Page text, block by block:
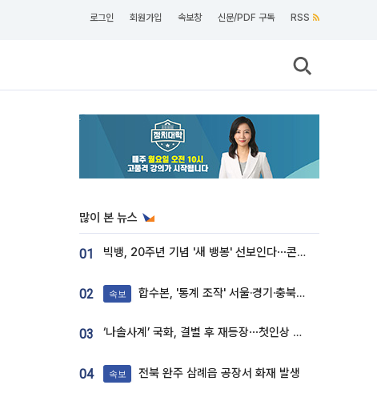
로그인 회원가입 속보창 신문/PDF 구독 RSS
많이 본 뉴스
01 빅뱅, 20주년 기념 '새 뱅봉' 선보인다⋯콘서트 앞두고 팝업 개최
02 속보 합수본, '통계 조작' 서울·경기·충북 선관위 등 추가 압수수색
03 ‘나솔사계’ 국화, 결별 후 재등장⋯첫인상 투표 휩쓸고 ‘인기녀’ 등극
04 속보 전북 완주 삼례읍 공장서 화재 발생